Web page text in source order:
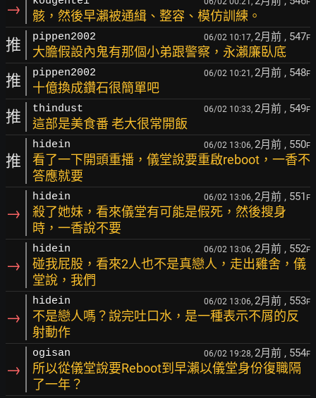
→ 骸，然後早瀨被通緝、整容、模仿訓練。
推 pippen2002 06/02 10:17, 2月前 , 547F
大膽假設內鬼有那個小弟跟警察，永瀨廉臥底
推 pippen2002 06/02 10:21, 2月前 , 548F
十億換成鑽石很簡單吧
推 thindust 06/02 10:33, 2月前 , 549F
這部是美食番 老大很常開飯
推
hidein 06/02 13:06, 2月前 , 550F
看了一下開頭重播，儀堂說要重啟reboot，一香不
答應就要
→
hidein 06/02 13:06, 2月前 , 551 F
殺了她妹，看來儀堂有可能是假死，然後搜身
時，一香說不要
→
hidein 06/02 13:06, 2月前 , 552F
碰我屁股，看來2人也不是真戀人，走出雞舍，儀
堂說，我們
→
hidein 06/02 13:06, 2月前 , 553F
不是戀人嗎？說完吐口水，是一種表示不屑的反
射動作
→
ogisan 06/02 19:28, 2月前 , 554F
所以從儀堂說要Reboot到早瀨以儀堂身份復職隔
了一年？